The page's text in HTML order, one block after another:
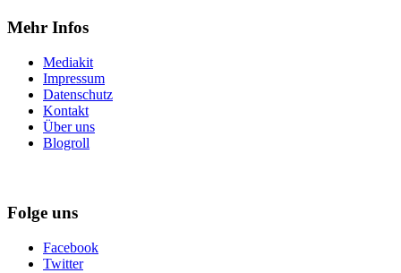
Mehr Infos
Mediakit
Impressum
Datenschutz
Kontakt
Über uns
Blogroll
Folge uns
Facebook
Twitter